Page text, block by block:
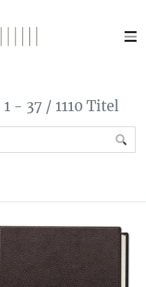
1 - 37 / 1110 Titel